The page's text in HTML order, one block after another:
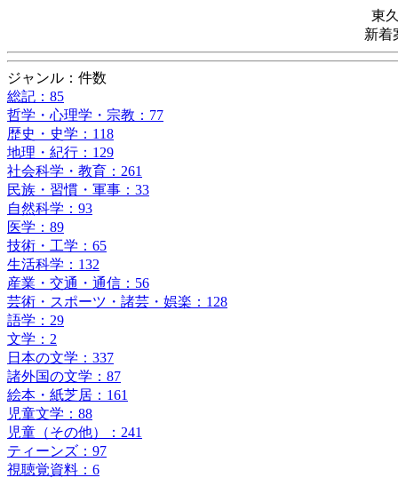
東
新着
ジャンル：件数
総記：85
哲学・心理学・宗教：77
歴史・史学：118
地理・紀行：129
社会科学・教育：261
民族・習慣・軍事：33
自然科学：93
医学：89
技術・工学：65
生活科学：132
産業・交通・通信：56
芸術・スポーツ・諸芸・娯楽：128
語学：29
文学：2
日本の文学：337
諸外国の文学：87
絵本・紙芝居：161
児童文学：88
児童（その他）：241
ティーンズ：97
視聴覚資料：6